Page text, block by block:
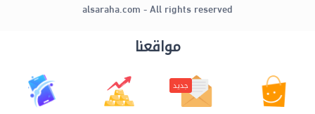
alsaraha.com - All rights reserved